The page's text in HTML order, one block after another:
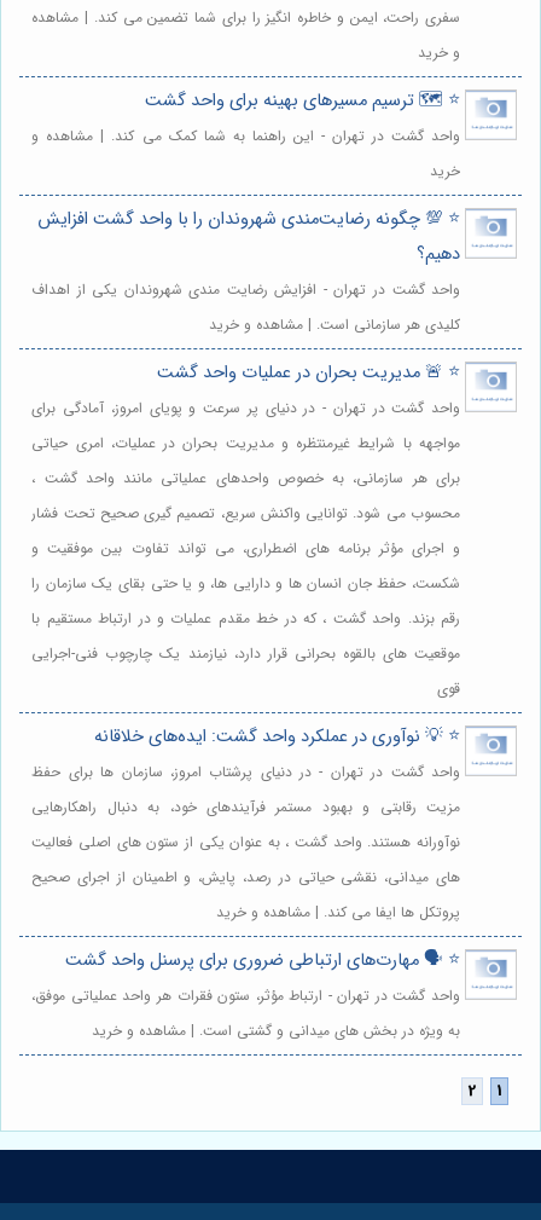
سفری راحت، ایمن و خاطره انگیز را برای شما تضمین می کند. | مشاهده
و خرید
⭐️ 🗺️ ترسیم مسیرهای بهینه برای واحد گشت
واحد گشت در تهران - این راهنما به شما کمک می کند. | مشاهده و
خرید
⭐️ 💯 چگونه رضایت‌مندی شهروندان را با واحد گشت افزایش
دهیم؟
واحد گشت در تهران - افزایش رضایت مندی شهروندان یکی از اهداف
کلیدی هر سازمانی است. | مشاهده و خرید
⭐️ 🚨 مدیریت بحران در عملیات واحد گشت
واحد گشت در تهران - در دنیای پر سرعت و پویای امروز، آمادگی برای
مواجهه با شرایط غیرمنتظره و مدیریت بحران در عملیات، امری حیاتی
برای هر سازمانی، به خصوص واحدهای عملیاتی مانند واحد گشت ،
محسوب می شود. توانایی واکنش سریع، تصمیم گیری صحیح تحت فشار
و اجرای مؤثر برنامه های اضطراری، می تواند تفاوت بین موفقیت و
شکست، حفظ جان انسان ها و دارایی ها، و یا حتی بقای یک سازمان را
رقم بزند. واحد گشت ، که در خط مقدم عملیات و در ارتباط مستقیم با
موقعیت های بالقوه بحرانی قرار دارد، نیازمند یک چارچوب فنی-اجرایی
قوی
⭐️ 💡 نوآوری در عملکرد واحد گشت: ایده‌های خلاقانه
واحد گشت در تهران - در دنیای پرشتاب امروز، سازمان ها برای حفظ
مزیت رقابتی و بهبود مستمر فرآیندهای خود، به دنبال راهکارهایی
نوآورانه هستند. واحد گشت ، به عنوان یکی از ستون های اصلی فعالیت
های میدانی، نقشی حیاتی در رصد، پایش، و اطمینان از اجرای صحیح
پروتکل ها ایفا می کند. | مشاهده و خرید
⭐️ 🗣️ مهارت‌های ارتباطی ضروری برای پرسنل واحد گشت
واحد گشت در تهران - ارتباط مؤثر، ستون فقرات هر واحد عملیاتی موفق،
به ویژه در بخش های میدانی و گشتی است. | مشاهده و خرید